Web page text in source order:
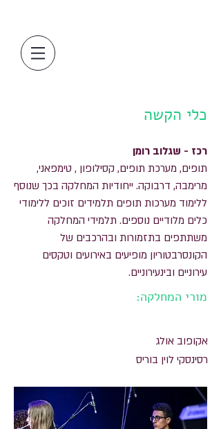
כלי הקשה
רכז - שגלוב רומן
תופים, מערכת תופים, קסילופון , טימפאני,
מרימבה, דרבוקה. ייחודיות המחלקה בכך שנוסף
ללימוד מערכות תופים תלמידים זוכים ללימודי
כלים מלודיים נוספים. תלמידי המחלקה
משתתפים בתזמורות ובהרכבים של
הקונסרבטוריון מופיעים באירועים וטקסים
עירוניים ובינעירוניים.
מורי המחלקה:
אקופוב אולג
רסינסקי לוין בוריס